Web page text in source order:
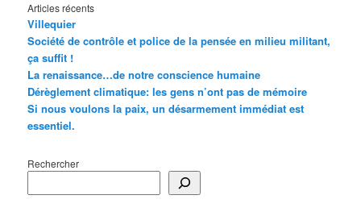
Articles récents
Villequier
Société de contrôle et police de la pensée en milieu militant,
ça suffit !
La renaissance…de notre conscience humaine
Dérèglement climatique: les gens n’ont pas de mémoire
Si nous voulons la paix, un désarmement immédiat est
essentiel.
Rechercher